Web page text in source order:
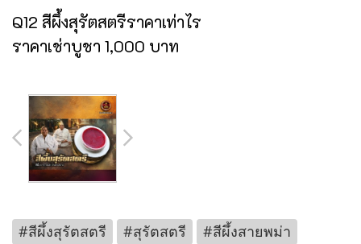
Q12 สีผึ้งสุรัตสตรีราคาเท่าไร
ราคาเช่าบูชา 1,000 บาท
#สีผึ้งสุรัตสตรี #สุรัตสตรี
#สีผึ้งสายพม่า